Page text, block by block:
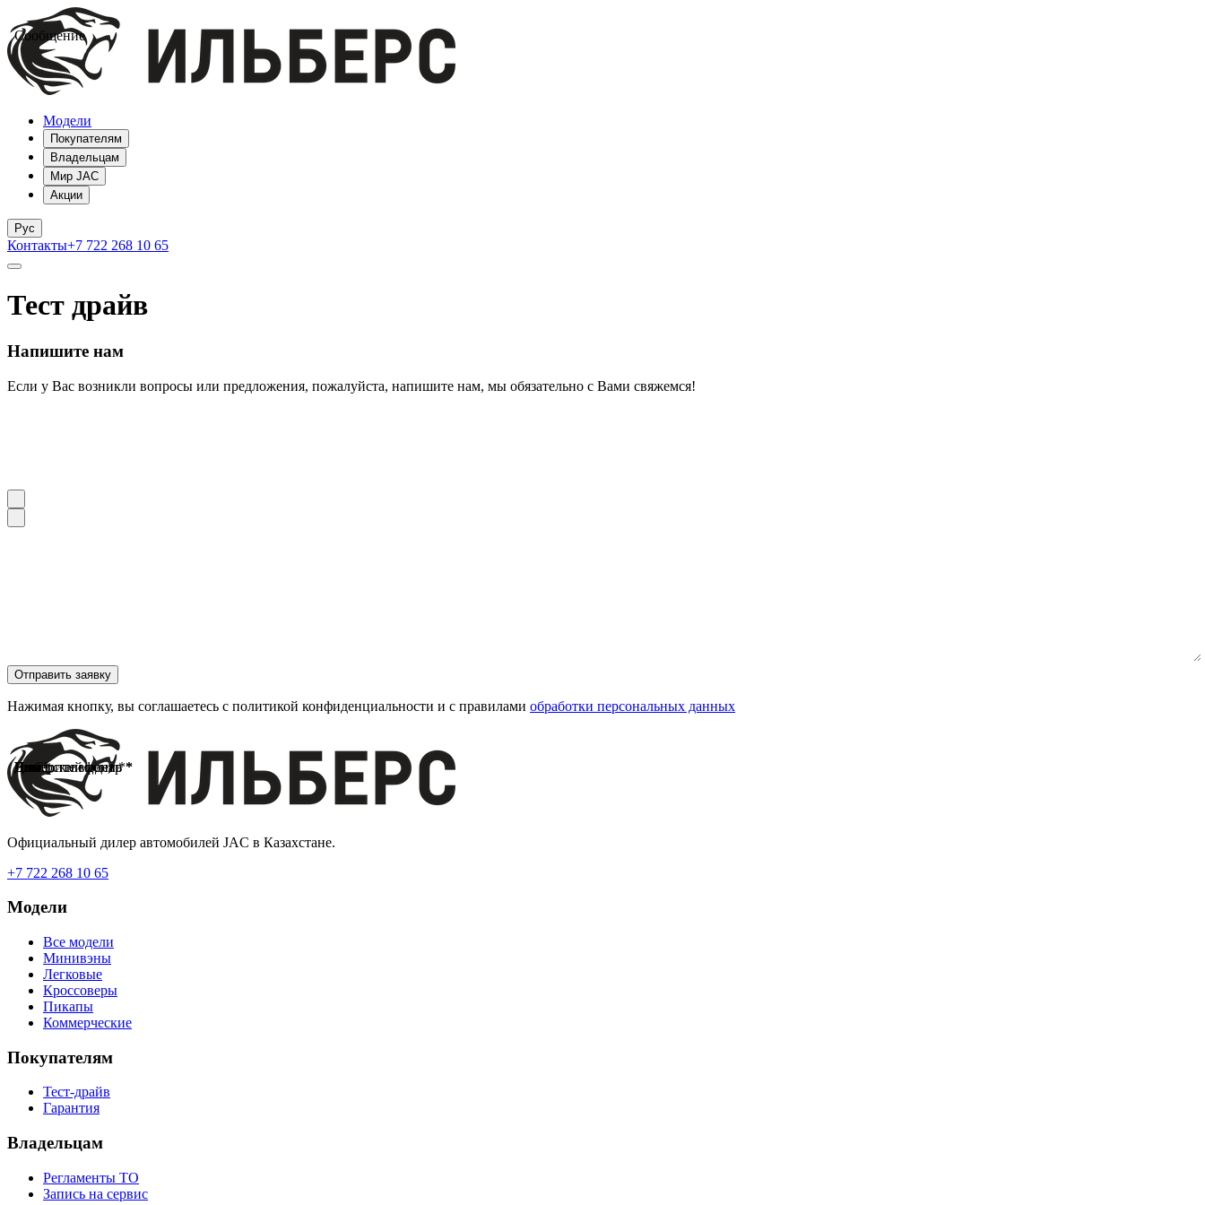
Модели
Покупателям
Владельцам
Мир JAC
Акции
Рус
Контакты+7 722 268 10 65
Тест драйв
Напишите нам
Если у Вас возникли вопросы или предложения, пожалуйста, напишите нам, мы обязательно с Вами свяжемся!
Имя *
Номер телефона *
Выберите модель *
Дилерский центр *
Email
Сообщение
Отправить заявку
Нажимая кнопку, вы соглашаетесь с политикой конфиденциальности и с правилами обработки персональных данных
Официальный дилер автомобилей JAC в Казахстане.
+7 722 268 10 65
Модели
Все модели
Минивэны
Легковые
Кроссоверы
Пикапы
Коммерческие
Покупателям
Тест-драйв
Гарантия
Владельцам
Регламенты ТО
Запись на сервис